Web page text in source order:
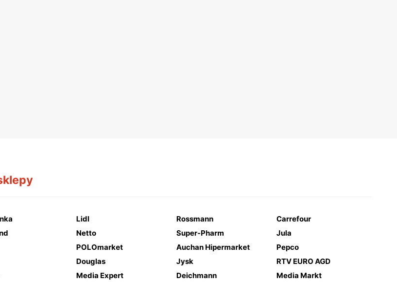
Lidl Rossmann
Carrefour
Netto Super-Pharm
Jula
POLOmarket Auchan Hipermarket
Pepco
Douglas Jysk
RTV EURO AGD
Media Expert Deichmann Media Markt